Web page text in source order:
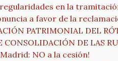
en la
a favor de la
PATRIMONIAL DEL
CONSOLIDACIÓN DE LAS
NO a la cesión!